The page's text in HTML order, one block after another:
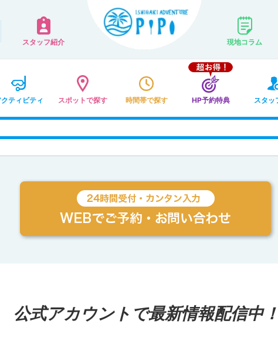
スタッフ紹介 現地コラム
クティビティ スポットで探す 時間帯で探す HP予約特典 スタッ
公式アカウントで最新情報配信中